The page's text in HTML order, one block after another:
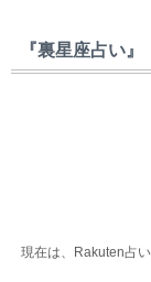
『裏星座占い』
現在は、Rakuten占い